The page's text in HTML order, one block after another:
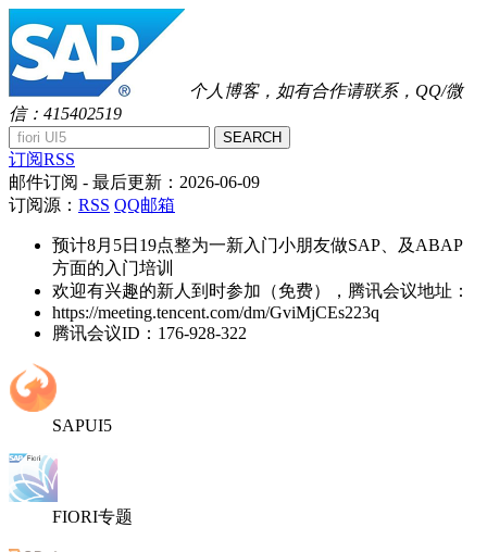
个人博客，如有合作请联系，QQ/微
信：415402519
SEARCH
订阅RSS
邮件订阅 - 最后更新： 2026-06-09
订阅源： RSS QQ邮箱
预计8月5日19点整为一新入门小朋友做SAP、及ABAP
方面的入门培训
欢迎有兴趣的新人到时参加（免费），腾讯会议地址：
https://meeting.tencent.com/dm/GviMjCEs223q
腾讯会议ID：176-928-322
SAPUI5
FIORI专题